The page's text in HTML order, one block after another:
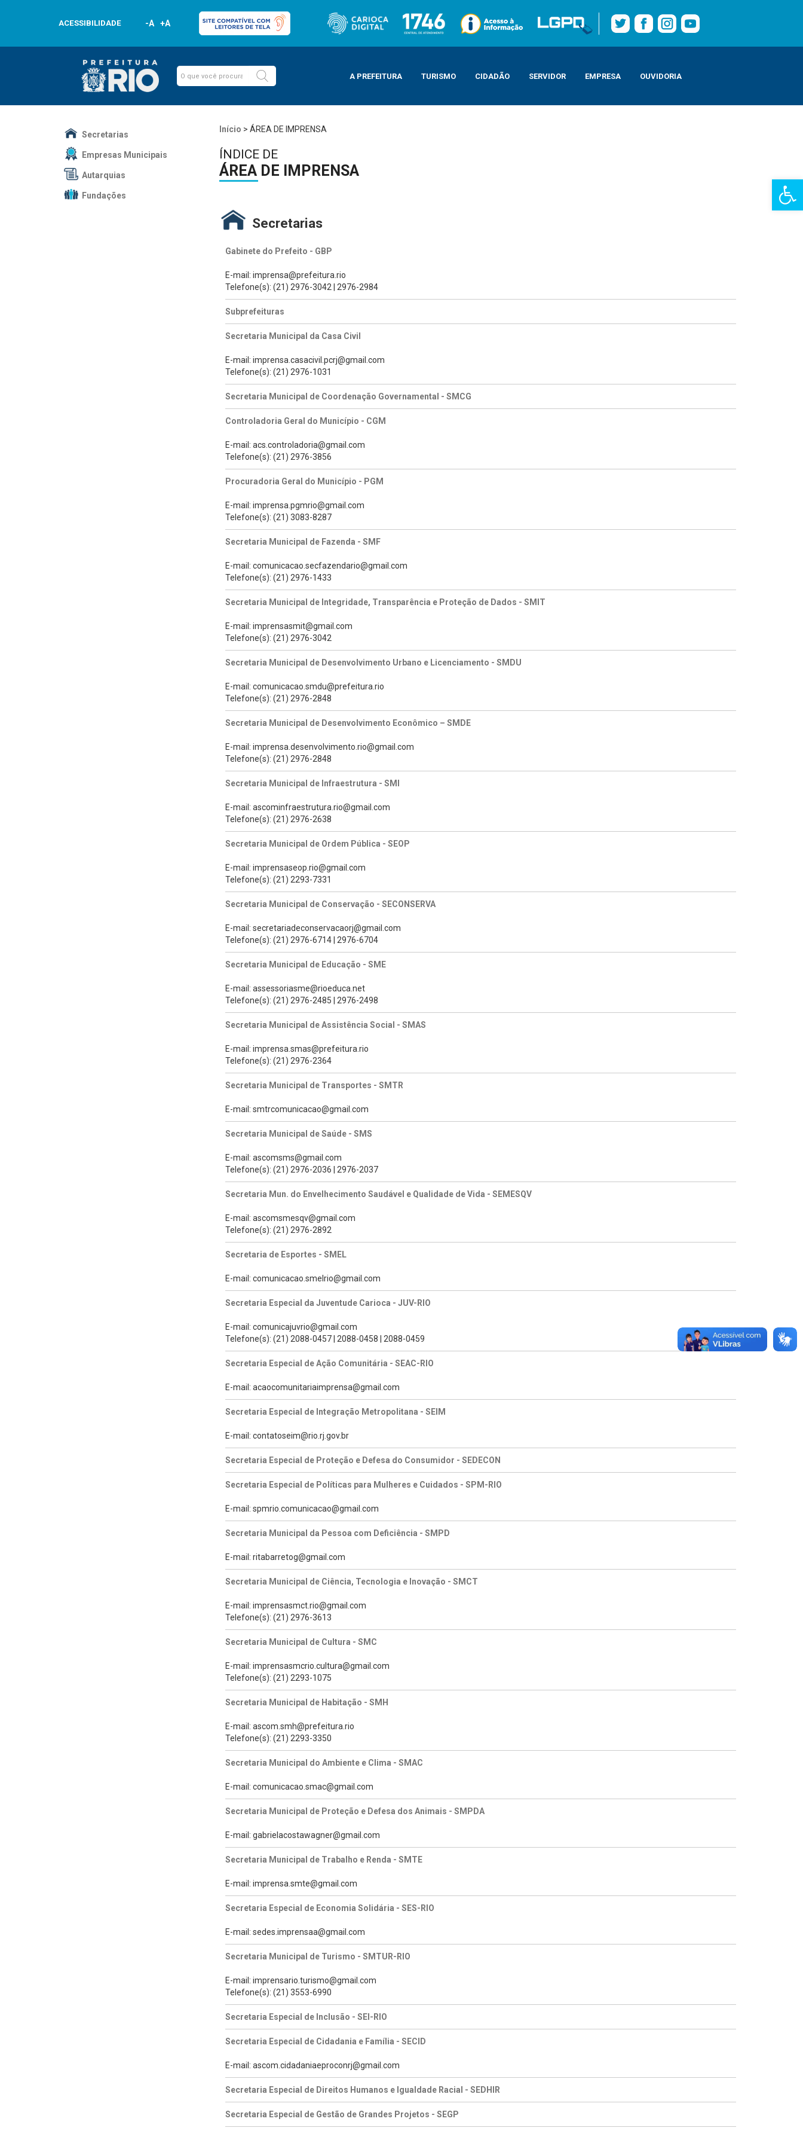
Barra de
ACESSIBILIDADE -A +A
A PREFEITURA TURISMO CIDADÃO SERVIDOR EMPRESA OUVIDORIA
Início > ÁREA DE IMPRENSA
ÍNDICE DE
ÁREA DE IMPRENSA
Secretarias
Empresas Municipais
Autarquias
Fundações
Secretarias
Gabinete do Prefeito - GBP
E-mail: imprensa@prefeitura.rio
Telefone(s): (21) 2976-3042 | 2976-2984
Subprefeituras
Secretaria Municipal da Casa Civil
E-mail: imprensa.casacivil.pcrj@gmail.com
Telefone(s): (21) 2976-1031
Secretaria Municipal de Coordenação Governamental - SMCG
Controladoria Geral do Município - CGM
E-mail: acs.controladoria@gmail.com
Telefone(s): (21) 2976-3856
Procuradoria Geral do Município - PGM
E-mail: imprensa.pgmrio@gmail.com
Telefone(s): (21) 3083-8287
Secretaria Municipal de Fazenda - SMF
E-mail: comunicacao.secfazendario@gmail.com
Telefone(s): (21) 2976-1433
Secretaria Municipal de Integridade, Transparência e Proteção de Dados - SMIT
E-mail: imprensasmit@gmail.com
Telefone(s): (21) 2976-3042
Secretaria Municipal de Desenvolvimento Urbano e Licenciamento - SMDU
E-mail: comunicacao.smdu@prefeitura.rio
Telefone(s): (21) 2976-2848
Secretaria Municipal de Desenvolvimento Econômico – SMDE
E-mail: imprensa.desenvolvimento.rio@gmail.com
Telefone(s): (21) 2976-2848
Secretaria Municipal de Infraestrutura - SMI
E-mail: ascominfraestrutura.rio@gmail.com
Telefone(s): (21) 2976-2638
Secretaria Municipal de Ordem Pública - SEOP
E-mail: imprensaseop.rio@gmail.com
Telefone(s): (21) 2293-7331
Secretaria Municipal de Conservação - SECONSERVA
E-mail: secretariadeconservacaorj@gmail.com
Telefone(s): (21) 2976-6714 | 2976-6704
Secretaria Municipal de Educação - SME
E-mail: assessoriasme@rioeduca.net
Telefone(s): (21) 2976-2485 | 2976-2498
Secretaria Municipal de Assistência Social - SMAS
E-mail: imprensa.smas@prefeitura.rio
Telefone(s): (21) 2976-2364
Secretaria Municipal de Transportes - SMTR
E-mail: smtrcomunicacao@gmail.com
Secretaria Municipal de Saúde - SMS
E-mail: ascomsms@gmail.com
Telefone(s): (21) 2976-2036 | 2976-2037
Secretaria Mun. do Envelhecimento Saudável e Qualidade de Vida - SEMESQV
E-mail: ascomsmesqv@gmail.com
Telefone(s): (21) 2976-2892
Secretaria de Esportes - SMEL
E-mail: comunicacao.smelrio@gmail.com
Secretaria Especial da Juventude Carioca - JUV-RIO
E-mail: comunicajuvrio@gmail.com
Telefone(s): (21) 2088-0457 | 2088-0458 | 2088-0459
Secretaria Especial de Ação Comunitária - SEAC-RIO
E-mail: acaocomunitariaimprensa@gmail.com
Secretaria Especial de Integração Metropolitana - SEIM
E-mail: contatoseim@rio.rj.gov.br
Secretaria Especial de Proteção e Defesa do Consumidor - SEDECON
Secretaria Especial de Políticas para Mulheres e Cuidados - SPM-RIO
E-mail: spmrio.comunicacao@gmail.com
Secretaria Municipal da Pessoa com Deficiência - SMPD
E-mail: ritabarretog@gmail.com
Secretaria Municipal de Ciência, Tecnologia e Inovação - SMCT
E-mail: imprensasmct.rio@gmail.com
Telefone(s): (21) 2976-3613
Secretaria Municipal de Cultura - SMC
E-mail: imprensasmcrio.cultura@gmail.com
Telefone(s): (21) 2293-1075
Secretaria Municipal de Habitação - SMH
E-mail: ascom.smh@prefeitura.rio
Telefone(s): (21) 2293-3350
Secretaria Municipal do Ambiente e Clima - SMAC
E-mail: comunicacao.smac@gmail.com
Secretaria Municipal de Proteção e Defesa dos Animais - SMPDA
E-mail: gabrielacostawagner@gmail.com
Secretaria Municipal de Trabalho e Renda - SMTE
E-mail: imprensa.smte@gmail.com
Secretaria Especial de Economia Solidária - SES-RIO
E-mail: sedes.imprensaa@gmail.com
Secretaria Municipal de Turismo - SMTUR-RIO
E-mail: imprensario.turismo@gmail.com
Telefone(s): (21) 3553-6990
Secretaria Especial de Inclusão - SEI-RIO
Secretaria Especial de Cidadania e Família - SECID
E-mail: ascom.cidadaniaeproconrj@gmail.com
Secretaria Especial de Direitos Humanos e Igualdade Racial - SEDHIR
Secretaria Especial de Gestão de Grandes Projetos - SEGP